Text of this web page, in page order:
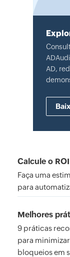
AD,
Calcule o ROI
Faça uma
para
Melhores
9 práticas
para minimizar
bloqueios em